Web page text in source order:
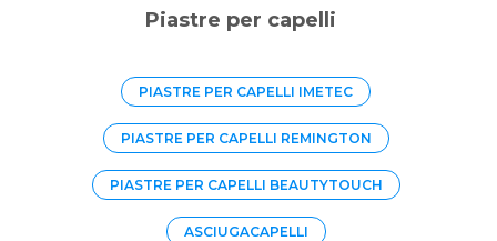
Piastre per capelli
PIASTRE PER CAPELLI IMETEC
PIASTRE PER CAPELLI REMINGTON
PIASTRE PER CAPELLI BEAUTYTOUCH
ASCIUGACAPELLI